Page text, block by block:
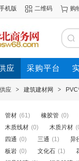
机版 二维码 购
应 采购平台
应 > 建筑建材网 >
管材 (61) 橡胶管 (0)
木质线材 (0) 木质片材
四通 (0) 三通 (1) 异
板岩 (0) 文化石 (1)